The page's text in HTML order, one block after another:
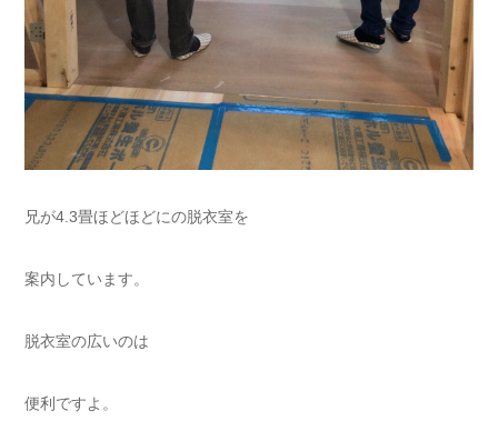
兄が4.3畳ほどほどにの脱衣室を
案内しています。
脱衣室の広いのは
便利ですよ。